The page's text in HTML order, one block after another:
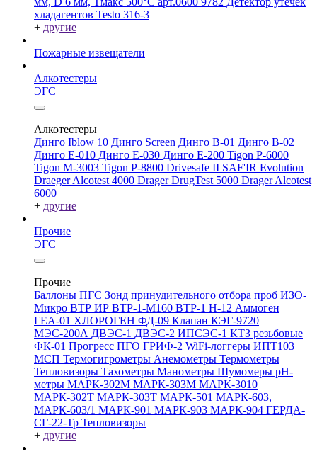
хладагентов Testo 316-3
+ другие
Пожарные извещатели
Алкотестеры
ЭГС
Алкотестеры
Динго Iblow 10 Динго Screen Динго В-01 Динго В-02
Динго Е-010 Динго Е-030 Динго Е-200 Tigon P-6000
Tigon M-3003 Tigon P-8800 Drivesafe II SAF'IR Evolution
Draeger Alcotest 4000 Drager DrugTest 5000 Drager Alcotest
6000
+ другие
Прочие
ЭГС
Прочие
Баллоны ПГС Зонд принудительного отбора проб ИЗО-
Микро ВТР ИР ВТР-1-М160 ВТР-1 Н-12 Аммоген
ГЕА-01 ХЛОРОГЕН ФД-09 Клапан КЭГ-9720
МЭС-200А ДВЭС-1 ДВЭС-2 ИПСЭС-1 КТЗ резьбовые
ФК-01 Прогресс ПГО ГРИФ-2 WiFi-логгеры ИПТ103
МСП Термогигрометры Анемометры Термометры
Тепловизоры Тахометры Манометры Шумомеры pH-
метры МАРК-302М МАРК-303М МАРК-3010
МАРК-302Т МАРК-303Т МАРК-501 МАРК-603,
МАРК-603/1 МАРК-901 МАРК-903 МАРК-904 ГЕРДА-
СГ-22-Тр Тепловизоры
+ другие